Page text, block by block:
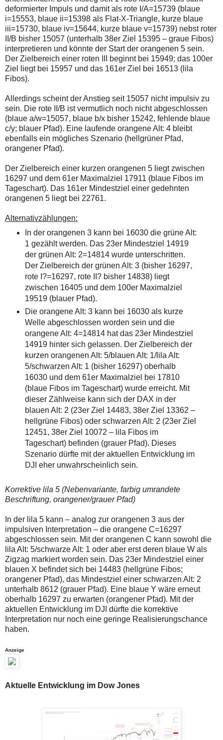
deformierter Impuls und damit als rote I/A=15739 (blaue
i=15553, blaue ii=15398 als Flat-X-Triangle, kurze blaue
iii=15730, blaue iv=15644, kurze blaue v=15739) nebst roter
II/B bisher 15057 (unterhalb 38er Ziel 15395 – graue Fibos)
interpretieren und könnte der Start der orangenen 5 sein.
Der Zielbereich einer roten III beginnt bei 15949; das 100er
Ziel liegt bei 15957 und das 161er Ziel bei 16513 (lila
Fibos).
Allerdings scheint der Anstieg seit 15057 nicht impulsiv zu
sein. Die rote II/B ist vermutlich noch nicht abgeschlossen
(blaue a/w=15057, blaue b/x bisher 15242, fehlende blaue
c/y; blauer Pfad). Eine laufende orangene Alt: 4 bleibt
ebenfalls ein mögliches Szenario (hellgrüner Pfad,
orangener Pfad).
Der Zielbereich einer kurzen orangenen 5 liegt zwischen
16297 und dem 61er Maximalziel 17911 (blaue Fibos im
Tageschart). Das 161er Mindestziel einer gedehnten
orangenen 5 liegt bei 22761.
Alternativzählungen:
In der orangenen 3 kann bei 16030 die grüne Alt:
1 gezählt werden. Das 23er Mindestziel 14919
der grünen Alt: 2=14814 wurde unterschritten.
Der Zielbereich der grünen Alt: 3 (bisher 16297,
rote I?=16297, rote II? bisher 14838) liegt
zwischen 16405 und dem 100er Maximalziel
19519 (blauer Pfad).
Die orangene Alt: 3 kann bei 16030 als kurze
Welle abgeschlossen worden sein und die
orangene Alt: 4=14814 hat das 23er Mindestziel
14919 hinter sich gelassen. Der Zielbereich der
kurzen orangenen Alt: 5/blauen Alt: 1/lila Alt:
5/schwarzen Alt: 1 (bisher 16297) oberhalb
16030 und dem 61er Maximalziel bei 17810
(blaue Fibos im Tageschart) wurde erreicht. Mit
dieser Zählweise kann sich der DAX in der
blauen Alt: 2 (23er Ziel 14483, 38er Ziel 13362 –
hellgrüne Fibos) oder schwarzen Alt: 2 (23er Ziel
12451, 38er Ziel 10072 – lila Fibos im
Tageschart) befinden (grauer Pfad). Dieses
Szenario dürfte mit der aktuellen Entwicklung im
DJI eher unwahrscheinlich sein.
Korrektive lila 5 (Nebenvariante, farbig umrandete
Beschriftung, orangener/grauer Pfad)
In der lila 5 kann – analog zur orangenen 3 aus der
impulsiven Interpretation – die orangene C=16297
abgeschlossen sein. Mit der orangenen C kann sowohl die
lila Alt: 5/schwarze Alt: 1 oder aber erst deren blaue W als
Zigzag markiert worden sein. Das 23er Mindestziel einer
blauen X befindet sich bei 14483 (hellgrüne Fibos;
orangener Pfad), das Mindestziel einer schwarzen Alt: 2
unterhalb 8612 (grauer Pfad). Eine blaue Y wäre erneut
oberhalb 16297 zu erwarten (orangener Pfad). Mit der
aktuellen Entwicklung im DJI dürfte die korrektive
Interpretation nur noch eine geringe Realisierungschance
haben.
Anzeige
Aktuelle Entwicklung im Dow Jones